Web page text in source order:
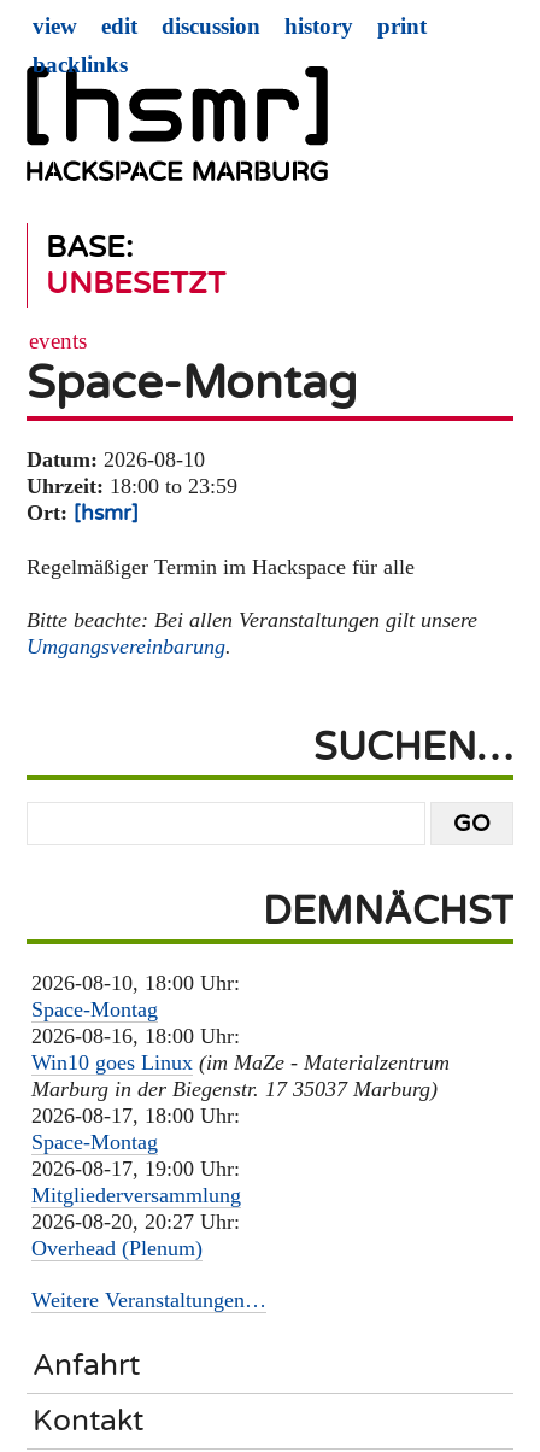
BASE:
UNBESETZT
view edit discussion history
print
backlinks
events
Space-Montag
Datum: 2026-08-10
Uhrzeit: 18:00 to 23:59
Ort: [hsmr]
Regelmäßiger Termin im Hackspace für alle
Bitte beachte: Bei allen Veranstaltungen gilt unsere
Umgangsvereinbarung.
SUCHEN…
DEMNÄCHST
2026-08-10, 18:00 Uhr:
Space-Montag
2026-08-16, 18:00 Uhr:
Win10 goes Linux (im MaZe - Materialzentrum
Marburg in der Biegenstr. 17 35037 Marburg)
2026-08-17, 18:00 Uhr:
Space-Montag
2026-08-17, 19:00 Uhr:
Mitgliederversammlung
2026-08-20, 20:27 Uhr:
Overhead (Plenum)
Weitere Veranstaltungen…
Anfahrt
Kontakt